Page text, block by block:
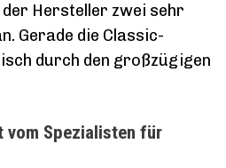
Hersteller zwei sehr
Gerade die Classic-
durch den großzügigen
vom Spezialisten für